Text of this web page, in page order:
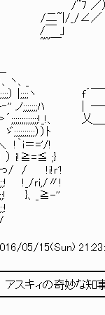
／
二~|/_/∠／
＿ /￣ 」
ﾄ、 ~~￣
、_
） |;;;;ヽ
へ -‐'' ノ;;;;;;;ﾊ |
、 乂
;;;;/-ｧ、 ゞ
ヾ、;;;;;;
、_/
ﾊ}
05/15(Sun)
事選挙